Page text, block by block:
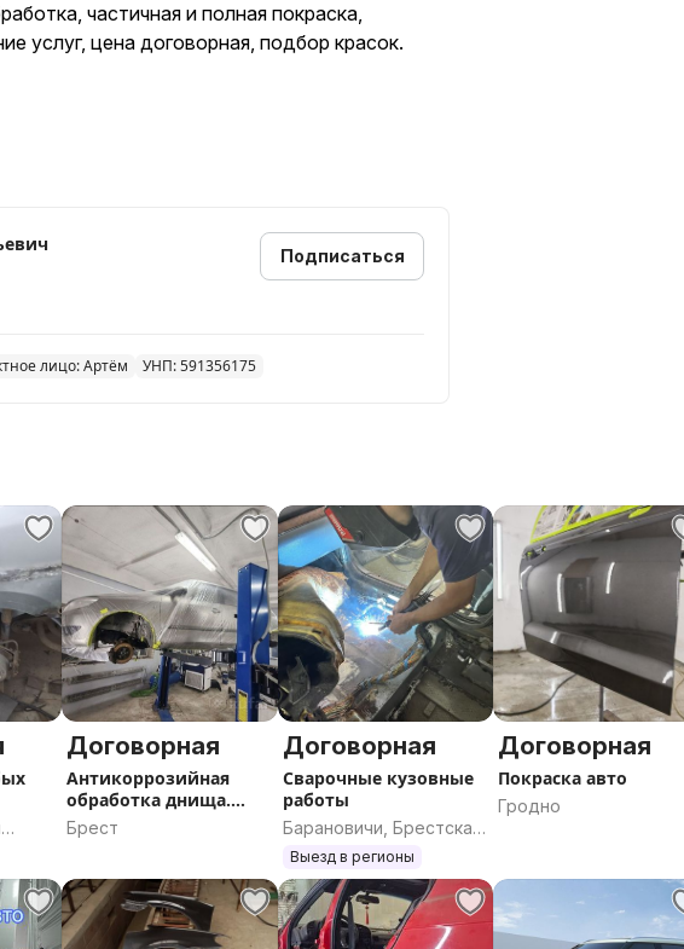
частичная и полная покраска,
услуг, цена договорная, подбор красок.
Подписаться
лицо: Артём УНП: 591356175
Договорная
Антикоррозийная
обработка днища.
Переварка порогов
Брест
Договорная
Сварочные кузовные
работы
Барановичи, Брестская
область
Выезд в регионы
Договорная
Покраска авто
Гродно